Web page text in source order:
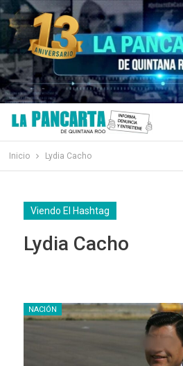
Inicio Lydia Cacho
Viendo El Hashtag
Lydia Cacho
NACIÓN